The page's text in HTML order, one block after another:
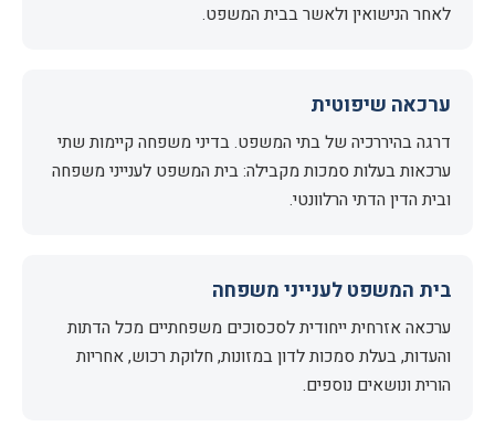
לאחר הנישואין ולאשר בבית המשפט.
ערכאה שיפוטית
דרגה בהיררכיה של בתי המשפט. בדיני משפחה קיימות שתי
ערכאות בעלות סמכות מקבילה: בית המשפט לענייני משפחה
ובית הדין הדתי הרלוונטי.
בית המשפט לענייני משפחה
ערכאה אזרחית ייחודית לסכסוכים משפחתיים מכל הדתות
והעדות, בעלת סמכות לדון במזונות, חלוקת רכוש, אחריות
הורית ונושאים נוספים.